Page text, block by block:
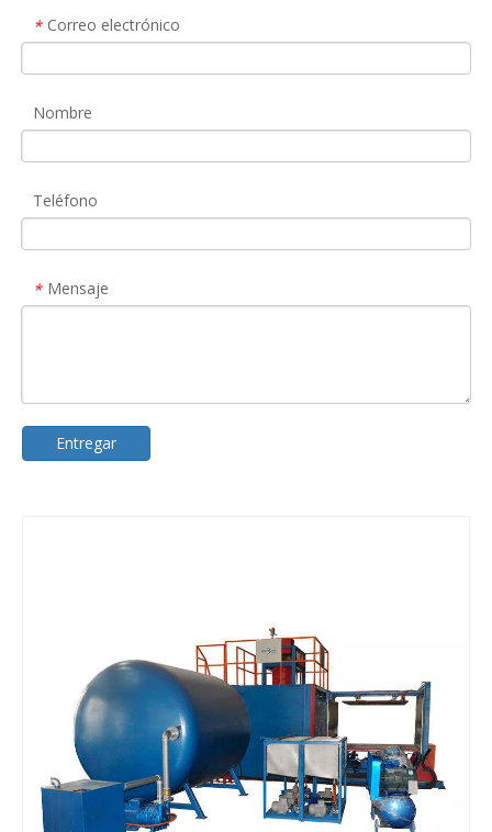
* Correo electrónico
Nombre
Teléfono
* Mensaje
Entregar